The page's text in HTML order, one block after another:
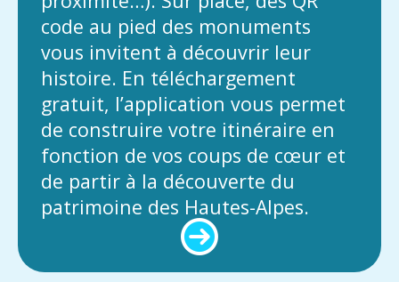
code au pied des monuments
vous invitent à découvrir leur
histoire. En téléchargement
gratuit, l’application vous permet
de construire votre itinéraire en
fonction de vos coups de cœur et
de partir à la découverte du
patrimoine des Hautes-Alpes.